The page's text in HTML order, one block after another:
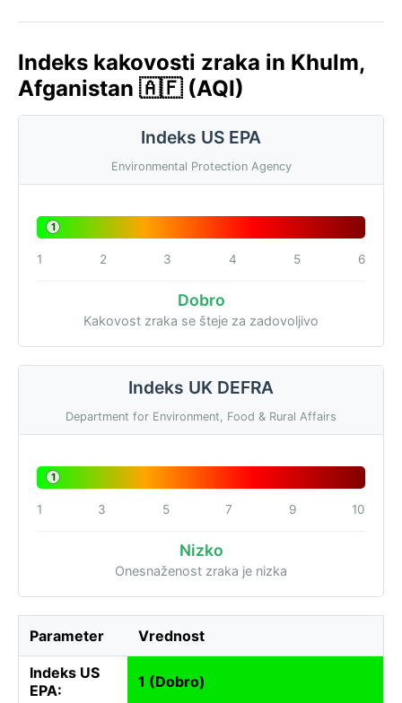
Indeks kakovosti zraka in Khulm,
Afganistan 🇦🇫 (AQI)
Indeks US EPA
Environmental Protection Agency
1
1 2 3 4 5 6
Dobro
Kakovost zraka se šteje za zadovoljivo
Indeks UK DEFRA
Department for Environment, Food & Rural Affairs
1
1 3 5 7 9 10
Nizko
Onesnaženost zraka je nizka
Parameter Vrednost
Indeks US
EPA:
1 (Dobro)